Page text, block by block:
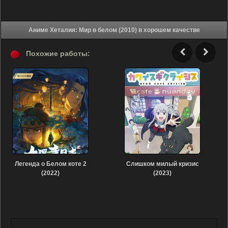
Аниме Хеталия: Мир в белом (2010) в хорошем качестве
Похожие работы:
Легенда о Белом коте 2
(2022)
Слишком милый кризис
(2023)